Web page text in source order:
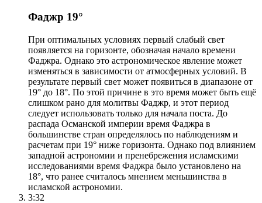
Фаджр 19°
При оптимальных условиях первый слабый свет
появляется на горизонте, обозначая начало времени
Фаджра. Однако это астрономическое явление может
изменяться в зависимости от атмосферных условий. В
результате первый свет может появиться в диапазоне от
19° до 18°. По этой причине в это время может быть ещё
слишком рано для молитвы Фаджр, и этот период
следует использовать только для начала поста. До
распада Османской империи время Фаджра в
большинстве стран определялось по наблюдениям и
расчетам при 19° ниже горизонта. Однако под влиянием
западной астрономии и пренебрежения исламскими
исследованиями время Фаджра было установлено на
18°, что ранее считалось мнением меньшинства в
исламской астрономии.
3:32